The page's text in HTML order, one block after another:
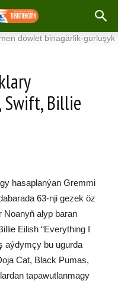
binagärlik-gurluşyk
Swift, Billie
hasaplanýan Gremmi
63-nji gezek öz
Noanyň alyp baran
Eilish “Everything I
aýdymçy bu ugurda
Cat, Black Pumas,
tapawutlanmagy